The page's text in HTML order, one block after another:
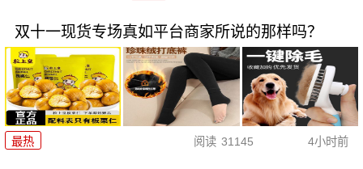
双十一现货专场真如平台商家所说的那样吗？
最热 阅读 31145 4小时前